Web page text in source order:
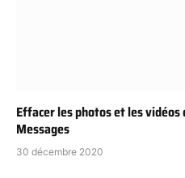
Effacer les photos et les vidéos
Messages
30 décembre 2020